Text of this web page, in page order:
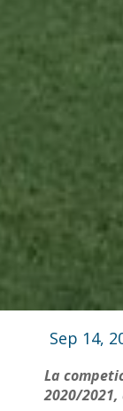
Sep 14,
La
2020/